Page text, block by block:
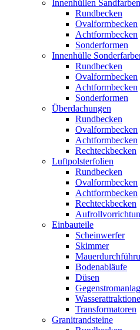
Innenhüllen Sandfarben
Rundbecken
Ovalformbecken
Achtformbecken
Sonderformen
Innenhülle
Rundbecken
Ovalformbecken
Achtformbecken
Sonderformen
Überdachungen
Rundbecken
Ovalformbecken
Achtformbecken
Rechteckbecken
Luftpolsterfolien
Rundbecken
Ovalformbecken
Achtformbecken
Rechteckbecken
Einbauteile
Scheinwerfer
Skimmer
Bodenabläufe
Düsen
Transformatoren
Granitrandsteine